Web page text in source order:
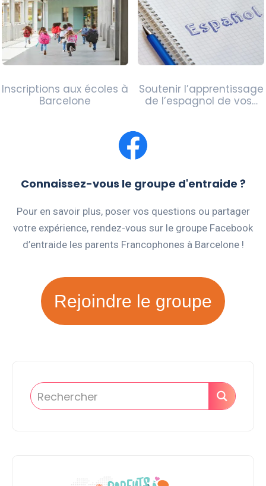
Inscriptions aux écoles à
Barcelone
Soutenir l’apprentissage
de l’espagnol de vos…
Connaissez-vous le groupe d'entraide ?
Pour en savoir plus, poser vos questions ou partager
votre expérience, rendez-vous sur le groupe Facebook
d’entraide les parents Francophones à Barcelone !
Rejoindre le groupe